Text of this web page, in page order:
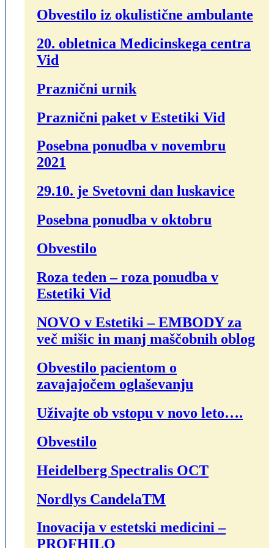
Obvestilo iz okulistične ambulante
20. obletnica Medicinskega centra
Vid
Praznični urnik
Praznični paket v Estetiki Vid
Posebna ponudba v novembru
2021
29.10. je Svetovni dan luskavice
Posebna ponudba v oktobru
Obvestilo
Roza teden – roza ponudba v
Estetiki Vid
NOVO v Estetiki – EMBODY za
več mišic in manj maščobnih oblog
Obvestilo pacientom o
zavajajočem oglaševanju
Uživajte ob vstopu v novo leto….
Obvestilo
Heidelberg Spectralis OCT
Nordlys CandelaTM
Inovacija v estetski medicini –
PROFHILO